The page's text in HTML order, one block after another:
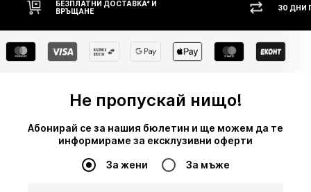
БЕЗПЛАТНИ ДОСТАВКА* И
ВРЪЩАНЕ
30 ДНИ
Не пропускай нищо!
Абонирай се за нашия бюлетин и ще можем да те
информираме за ексклузивни оферти
За жени За мъже